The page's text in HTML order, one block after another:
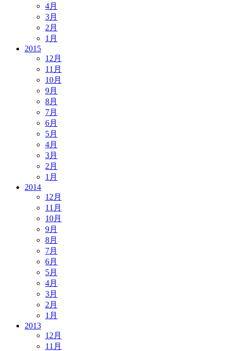
4月
3月
2月
1月
2015
12月
11月
10月
9月
8月
7月
6月
5月
4月
3月
2月
1月
2014
12月
11月
10月
9月
8月
7月
6月
5月
4月
3月
2月
1月
2013
12月
11月